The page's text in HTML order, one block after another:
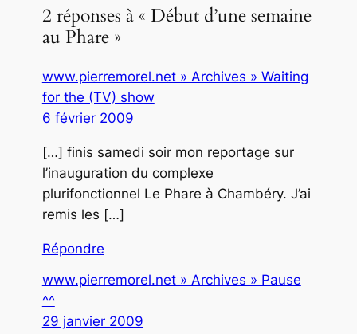
2 réponses à « Début d’une semaine
au Phare »
www.pierremorel.net » Archives » Waiting
for the (TV) show
6 février 2009
[…] finis samedi soir mon reportage sur
l’inauguration du complexe
plurifonctionnel Le Phare à Chambéry. J’ai
remis les […]
Répondre
www.pierremorel.net » Archives » Pause
^^
29 janvier 2009